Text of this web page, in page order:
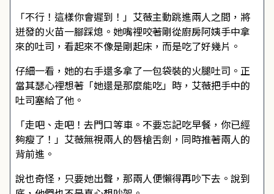
「不行！這樣你會遲到！」艾薇主動跳進兩人之間，將
迸發的火苗一腳踩熄。她嘴裡咬著剛從廚房阿姨手中拿
來的吐司，看起來不像是剛起床，而是吃了好幾片。
仔細一看，她的右手還多拿了一包袋裝的火腿吐司。正
當其瑟心裡想著「她還是那麼能吃」時，艾薇把手中的
吐司塞給了他。
「走吧、走吧！去門口等車。不要忘記吃早餐，你已經
夠瘦了！」艾薇無視兩人的唇槍舌劍，同時推著兩人的
背前進。
說也奇怪，只要她出聲，那兩人便懶得再吵下去。說到